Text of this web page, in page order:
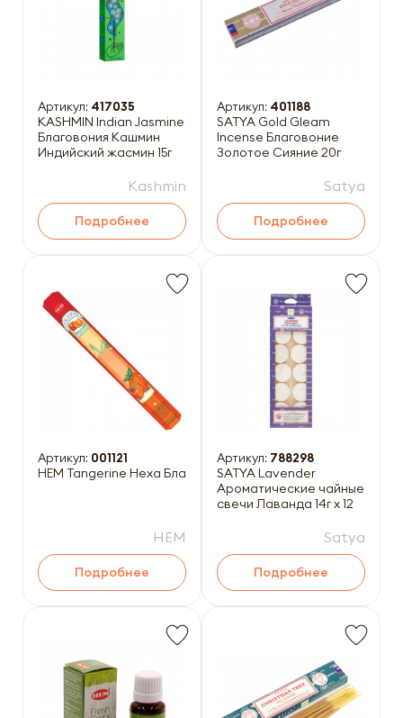
Артикул: 417035
KASHMIN Indian Jasmine
Благовония Кашмин
Индийский жасмин 15г
Kashmin
Подробнее
Артикул: 401188
SATYA Gold Gleam
Incense Благовоние
Золотое Сияние 20г
Satya
Подробнее
Артикул: 001121
HEM Tangerine Hexa Благовоние Мандарин 20шт
HEM
Подробнее
Артикул: 788298
SATYA Lavender
Ароматические чайные
свечи Лаванда 14г x 12
Satya
Подробнее